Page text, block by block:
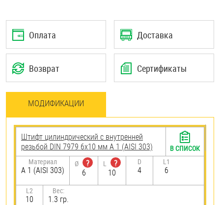
Оплата Доставка
Возврат Сертификаты
МОДИФИКАЦИИ
Штифт цилиндрический с внутренней
резьбой DIN 7979 6х10 мм А 1 (AISI 303)
Материал
А 1 (AISI 303)
Ø
?
6
L
?
10
D
4
L1
6
L2
10
Вес:
1.3 гр.
В СПИСОК